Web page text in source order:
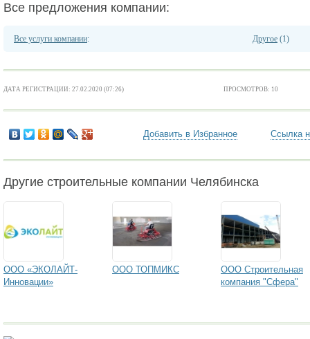
Все предложения компании:
Все услуги компании: Другое (1)
ДАТА РЕГИСТРАЦИИ: 27.02.2020 (07:26) ПРОСМОТРОВ: 10
Добавить в Избранное Ссылка
Другие строительные компании Челябинска
ООО «ЭКОЛАЙТ-
Инновации»
ООО ТОПМИКС
ООО Строительная
компания "Сфера"